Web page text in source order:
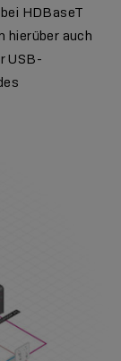
HDBaseT
hierüber auch
USB-